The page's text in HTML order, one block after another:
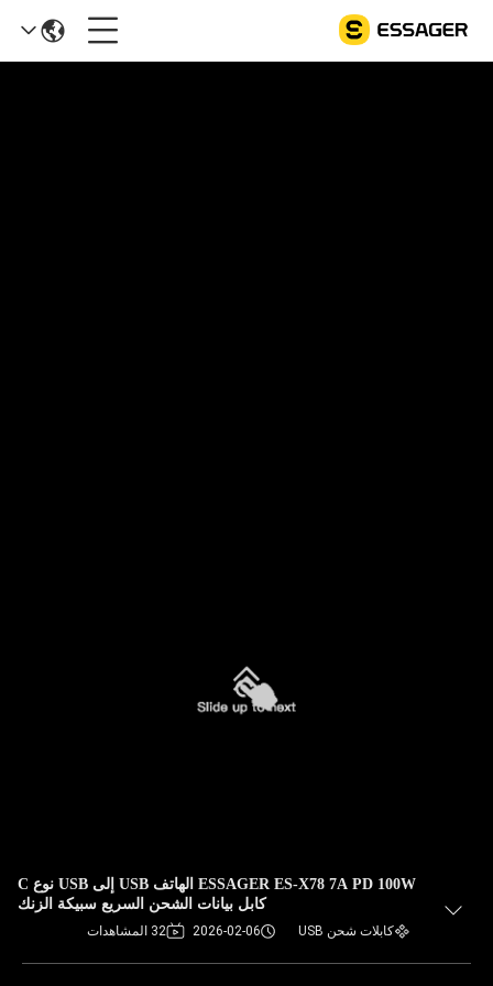
ESSAGER ES-X78 7A PD 100W الهاتف USB إلى USB نوع C
كابل بيانات الشحن السريع سبيكة الزنك
كابلات شحن USB 2026-02-06 32 المشاهدات